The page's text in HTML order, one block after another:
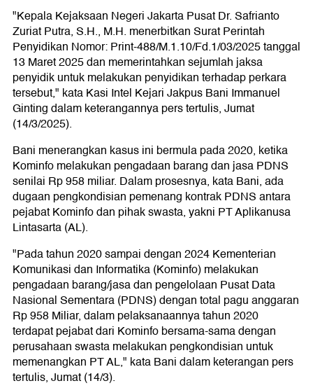
"Kepala Kejaksaan Negeri Jakarta Pusat Dr. Safrianto
Zuriat Putra, S.H., M.H. menerbitkan Surat Perintah
Penyidikan Nomor: Print-488/M.1.10/Fd.1/03/2025 tanggal
13 Maret 2025 dan memerintahkan sejumlah jaksa
penyidik untuk melakukan penyidikan terhadap perkara
tersebut," kata Kasi Intel Kejari Jakpus Bani Immanuel
Ginting dalam keterangannya pers tertulis, Jumat
(14/3/2025).
Bani menerangkan kasus ini bermula pada 2020, ketika
Kominfo melakukan pengadaan barang dan jasa PDNS
senilai Rp 958 miliar. Dalam prosesnya, kata Bani, ada
dugaan pengkondisian pemenang kontrak PDNS antara
pejabat Kominfo dan pihak swasta, yakni PT Aplikanusa
Lintasarta (AL).
"Pada tahun 2020 sampai dengan 2024 Kementerian
Komunikasi dan Informatika (Kominfo) melakukan
pengadaan barang/jasa dan pengelolaan Pusat Data
Nasional Sementara (PDNS) dengan total pagu anggaran
Rp 958 Miliar, dalam pelaksanaannya tahun 2020
terdapat pejabat dari Kominfo bersama-sama dengan
perusahaan swasta melakukan pengkondisian untuk
memenangkan PT AL," kata Bani dalam keterangan pers
tertulis, Jumat (14/3).